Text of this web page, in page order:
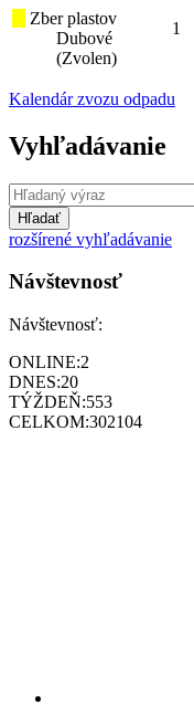
Zber plastov
Dubové
(Zvolen)
1
Kalendár zvozu odpadu
Vyhľadávanie
Hľadať
rozšírené vyhľadávanie
Návštevnosť
Návštevnosť:
ONLINE:2
DNES:20
TÝŽDEŇ:553
CELKOM:302104